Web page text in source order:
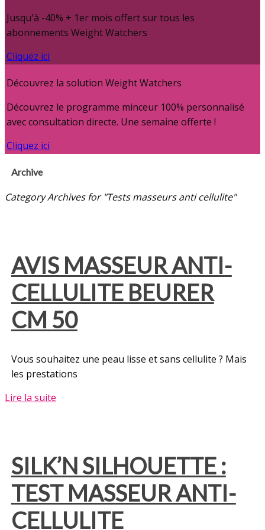
Jusqu'à -40% + 1er mois offert sur tous les
abonnements Weight Watchers
Cliquez ici
Découvrez la solution Weight Watchers
Découvrez le programme minceur 100% personnalisé
avec consultation directe. Une semaine offerte !
Cliquez ici
Archive
Category Archives for "Tests masseurs anti cellulite"
AVIS MASSEUR ANTI-
CELLULITE BEURER
CM 50
Vous souhaitez une peau lisse et sans cellulite ? Mais
les prestations
Lire la suite
SILK’N SILHOUETTE :
TEST MASSEUR ANTI-
CELLULITE